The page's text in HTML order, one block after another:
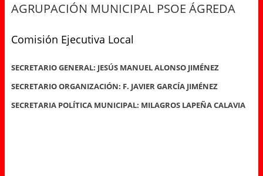
AGRUPACIÓN MUNICIPAL PSOE ÁGREDA
Comisión Ejecutiva Local
SECRETARIO GENERAL: JESÚS MANUEL ALONSO JIMÉNEZ
SECRETARIOORGANIZACIÓN: F. JAVIER GARCÍA JIMÉNEZ
SECRETARIA POLÍTICA MUNICIPAL: MILAGROS LAPEÑA CALAVIA